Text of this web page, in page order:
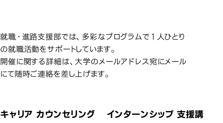
就職・進路支援部では、多彩なプログラムで１人ひとり
の就職活動をサポートしています。
開催に関する詳細は、大学のメールアドレス宛にメール
にて随時ご連絡を差し上げます。
キャリア カウンセリング
インターンシップ 支援講